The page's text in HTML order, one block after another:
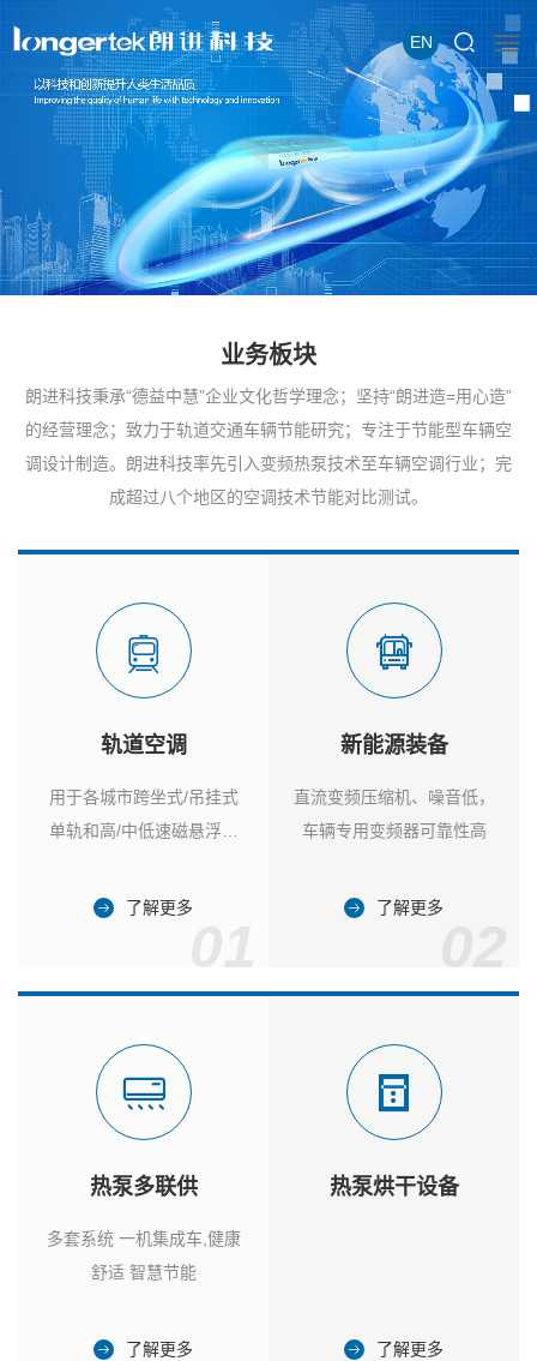
EN
业务板块
朗进科技秉承“德益中慧”企业文化哲学理念；坚持“朗进造=用心造”
的经营理念；致力于轨道交通车辆节能研究；专注于节能型车辆空
调设计制造。朗进科技率先引入变频热泵技术至车辆空调行业；完
成超过八个地区的空调技术节能对比测试。
轨道空调
用于各城市跨坐式/吊挂式
单轨和高/中低速磁悬浮列
了解更多
新能源装备
直流变频压缩机、噪音低，
车辆专用变频器可靠性高
了解更多
热泵多联供
多套系统 一机集成车,健康
舒适 智慧节能
了解更多
热泵烘干设备
了解更多